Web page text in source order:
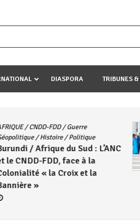
wawe canke igihugu cakwibarutse
DIASPORA TRIBUNES
/Diaspora/Présidence
économique
: La diaspora,
comme des
avant d’être des